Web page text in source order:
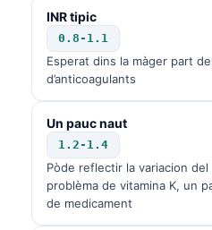
INR tipic
0.8-1.1
Esperat dins la màger part
d’anticoagulants
Un pauc naut
1.2-1.4
Pòde reflectir la variacion
problèma de vitamina K, un
de medicament
አማርኛ
Українська
O‘zbekcha
Català
Қазақ тілі
Suomi
Hrvatski